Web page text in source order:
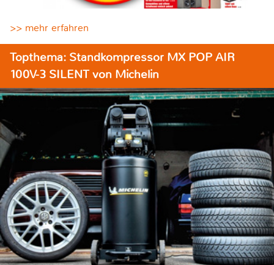
>> mehr erfahren
Topthema: Standkompressor MX POP AIR
100V-3 SILENT von Michelin